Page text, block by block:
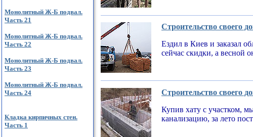
Монолитный Ж-Б подвал.
Часть 21
Монолитный Ж-Б подвал.
Часть 22
Монолитный Ж-Б подвал.
Часть 23
Монолитный Ж-Б подвал.
Часть 24
Кладка кирпичных стен.
Часть 1
Строительство своего
Ездил в Киев и заказал
сейчас скидки, а весной
Строительство своего
Купив хату с участком,
канализацию, за лето